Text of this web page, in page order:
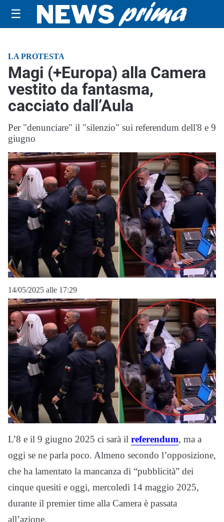
☰
LA PROTESTA
Magi (+Europa) alla Camera
vestito da fantasma,
cacciato dall’Aula
Per "denunciare" il "silenzio" sui referendum dell'8 e 9
giugno
14/05/2025 alle 17:29
L’8 e il 9 giugno 2025 ci sarà il referendum, ma a
oggi se ne parla poco. Almeno secondo l’opposizione,
che ha lamentato la mancanza di “pubblicità” dei
cinque quesiti e oggi, mercoledì 14 maggio 2025,
durante il premier time alla Camera è passata
all’azione.